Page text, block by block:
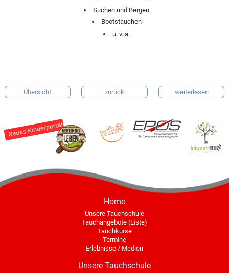
Suchen und Bergen
Bootstauchen
u. v. a.
Übersicht zurück weiterlesen
Home
Unsere Tauchschule
Tauchangebote (Liste)
Tauchkurse
Termine
Erlebnisse / Medien
Unsere Tauchschule